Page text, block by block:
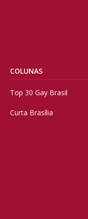
COLUNAS
Top 30 Gay Brasil
Curta Brasília